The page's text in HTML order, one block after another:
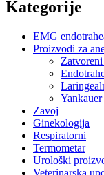
Kategorije
EMG
Proizvodi za
Zatvoreni
Zavoj
Ginekologija
Respiratorni
Termometar
Urološki
Veterinarska